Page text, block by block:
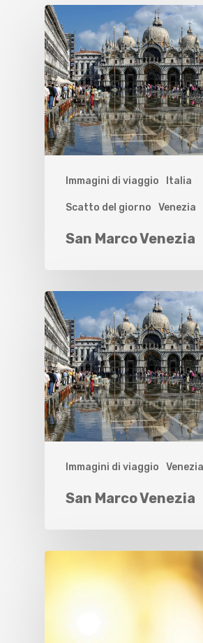
Immagini di viaggio Italia
Scatto del giorno Venezia
San Marco Venezia
Immagini di viaggio Venezia
San Marco Venezia